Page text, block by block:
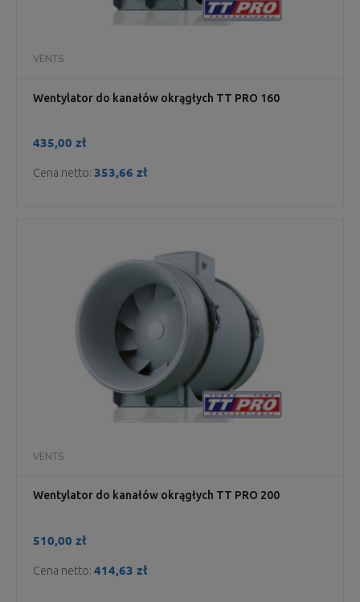
Wentylator do kanałów okrągłych TT PRO 160
VENTS
435,00 zł
Cena netto: 353,66 zł
Wentylator do kanałów okrągłych TT PRO 200
VENTS
510,00 zł
Cena netto: 414,63 zł